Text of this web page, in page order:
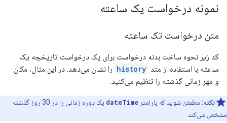
نمونه درخواست یک ساعته
متن درخواست تک ساعته
کد زیر نحوه ساخت بدنه درخواست برای یک درخواست تاریخچه یک
ساعته با استفاده از متد history را نشان می‌دهد. در این مثال، مکان
و مهر زمانی گذشته را تنظیم می‌کنید.
نکته: مطمئن شوید که پارامتر dateTime
یک دوره زمانی را در 30 روز گذشته
مشخص می‌کند.